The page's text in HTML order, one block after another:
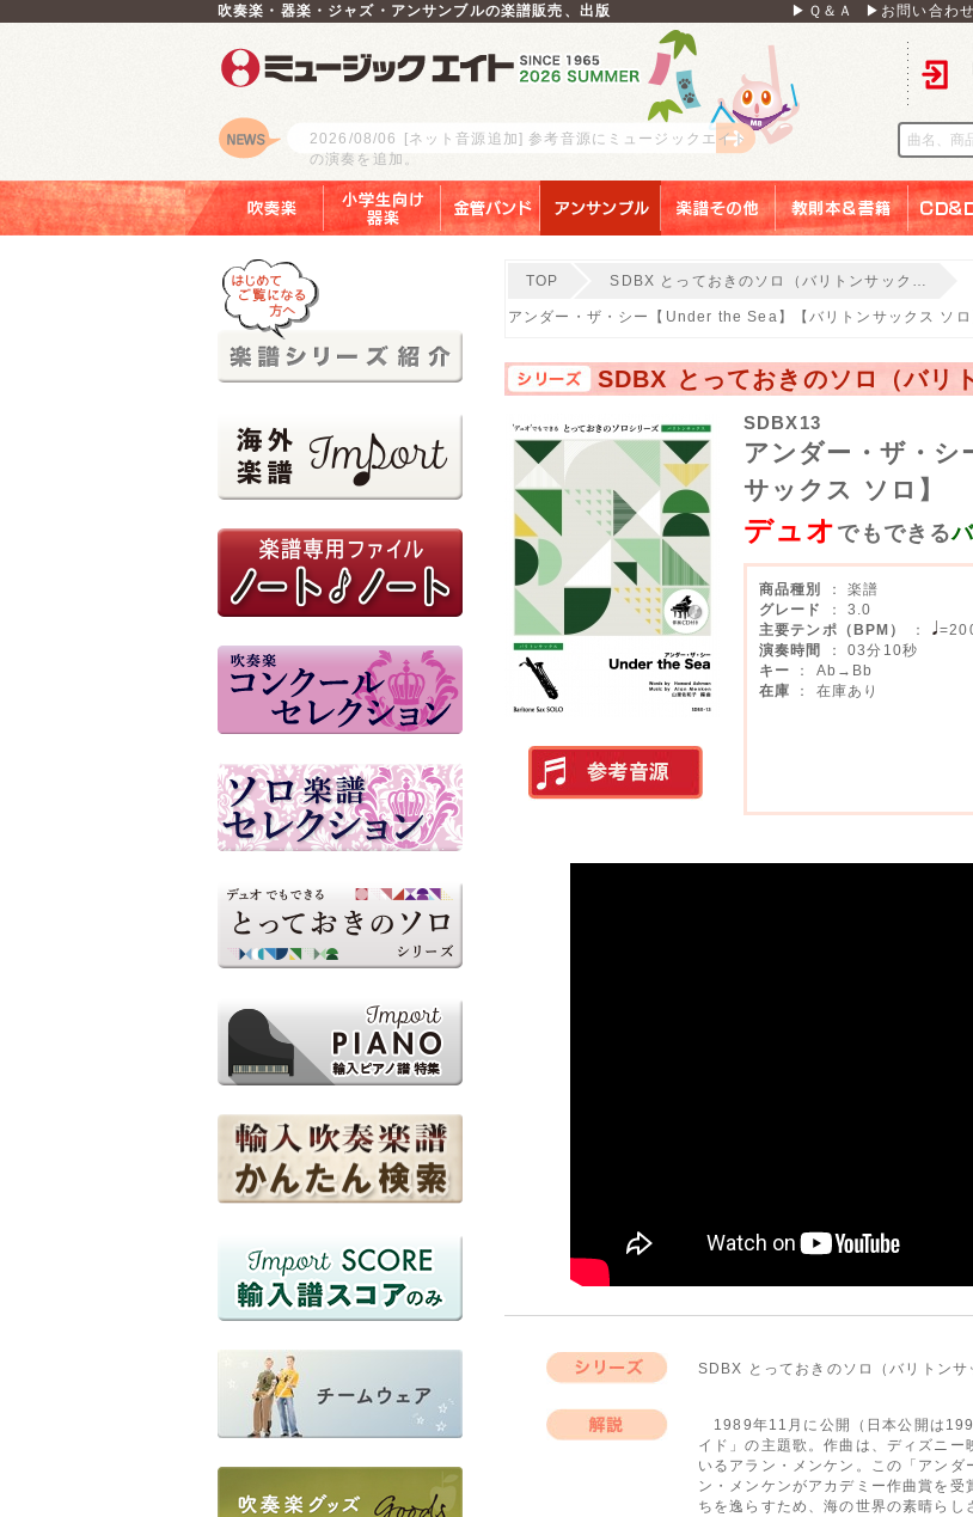
吹奏楽・器楽・ジャズ・アンサンブルの楽譜販売、出版 ▶Ｑ＆Ａ ▶お問い合わせ
ロゴ
2026/08/06
[ネット音源追加] 参考音源にミュージックエイト
の演奏を追加。
TOP SDBX とっておきのソロ（バリトンサック…
アンダー・ザ・シー【Under the Sea】【バリトンサックス ソロ
SDBX とっておきのソロ（バリ
尾形 一樹 / Ikki Ogata
SDBX13
アンダー・ザ・
サックス ソロ】
デュオ でもできる
商品種別
： 楽譜
グレード
： 3.0
主要テンポ（BPM）
：
演奏時間
： 03分10秒
キー
： Ab→Bb
在庫
： 在庫あり
SDBX とっておきのソロ（バリトンサ
1989年11月に公開（日本公開は
イド」の主題歌。作曲は、ディズニ
いるアラン・メンケン。この「アンダ
ン・メンケンがアカデミー作曲賞を
ちを逸らすため、海の世界の素晴らし